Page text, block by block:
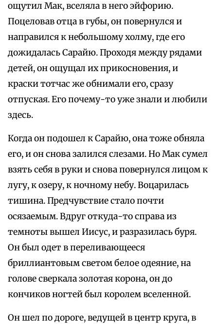
ощутил Мак, вселяла в него эйфорию.
Поцеловав отца в губы, он повернулся и
направился к небольшому холму, где его
дожидалась Сарайю. Проходя между рядами
детей, он ощущал их прикосновения, и
краски тотчас же обнимали его, сразу
отпуская. Его почему-то уже знали и любили
здесь.
Когда он подошел к Сарайю, она тоже обняла
его, и он снова залился слезами. Но Мак сумел
взять себя в руки и снова повернулся лицом к
лугу, к озеру, к ночному небу. Воцарилась
тишина. Предчувствие стало почти
осязаемым. Вдруг откуда-то справа из
темноты вышел Иисус, и разразилась буря.
Он был одет в переливающееся
бриллиантовым светом белое одеяние, на
голове сверкала золотая корона, он до
кончиков ногтей был королем вселенной.
Он шел по дороге, ведущей в центр круга, в